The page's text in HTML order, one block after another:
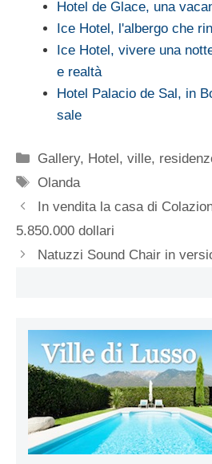
Hotel de Glace, una
Ice Hotel, l'albergo che
Ice Hotel, vivere una
e realtà
Hotel Palacio de Sal, in
sale
Categorie
Gallery, Hotel, ville,
Tag
Olanda
In vendita la casa di
5.850.000 dollari
Natuzzi Sound Chair in